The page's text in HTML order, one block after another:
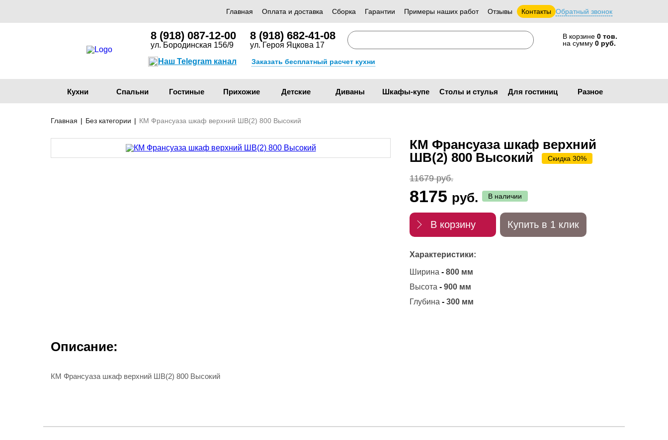
Главная Оплата и доставка Сборка Гарантии Примеры наших работ Отзывы Контакты Обратный звонок
8 (918) 087-12-00
ул. Бородинская 156/9
8 (918) 682-41-08
ул. Героя Яцкова 17
В корзине 0 тов.
на сумму 0 руб.
Наш Telegram канал Заказать бесплатный расчет кухни
Кухни Спальни Гостиные Прихожие Детские Диваны Шкафы-купе Столы и стулья Для гостиниц Разное
Главная | Без категории | КМ Франсуаза шкаф верхний ШВ(2) 800 Высокий
КМ Франсуаза шкаф верхний
ШВ(2) 800 Высокий
Скидка 30%
11679 руб.
8175 руб. В наличии
В корзину Купить в 1 клик
Характеристики:
Ширина - 800 мм
Высота - 900 мм
Глубина - 300 мм
Описание:
КМ Франсуаза шкаф верхний ШВ(2) 800 Высокий